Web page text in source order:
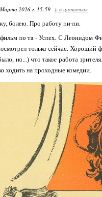
2026 г. 15:59 + в цитатник
болею. Про работу ни-ни.
по тв - Успех. С Леонидом
только сейчас. Хороший
но...) что такое работа
ходить на проходные комедии.